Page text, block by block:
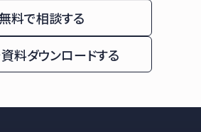
無料で相談する
料ダウンロードする